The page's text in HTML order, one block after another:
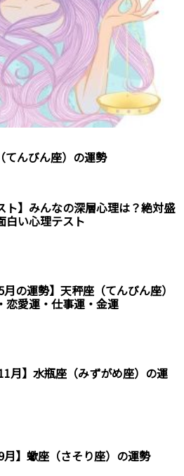
てんびん座）の運勢
ト】みんなの深層心理は？絶対盛
白い心理テスト
月の運勢】天秤座（てんびん座）
恋愛運・仕事運・金運
月】水瓶座（みずがめ座）の運
月】蠍座（さそり座）の運勢